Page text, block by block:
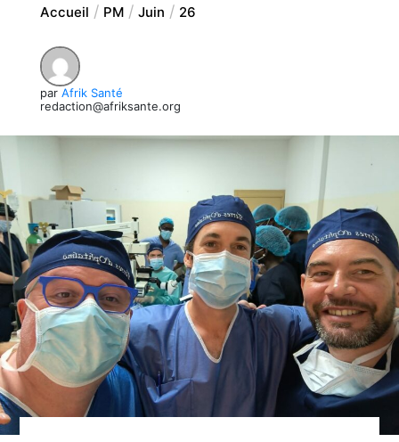
Accueil PM Juin 26
par Afrik Santé
redaction@afriksante.org